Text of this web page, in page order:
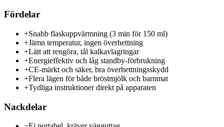
Fördelar
+Snabb flaskuppvärmning (3 min för 150 ml)
+Jämn temperatur, ingen överhettning
+Lätt att rengöra, tål kalkavlagringar
+Energieffektiv och låg standby-förbrukning
+CE-märkt och säker, bra överhettningsskydd
+Flera lägen för både bröstmjölk och barnmat
+Tydliga instruktioner direkt på apparaten
Nackdelar